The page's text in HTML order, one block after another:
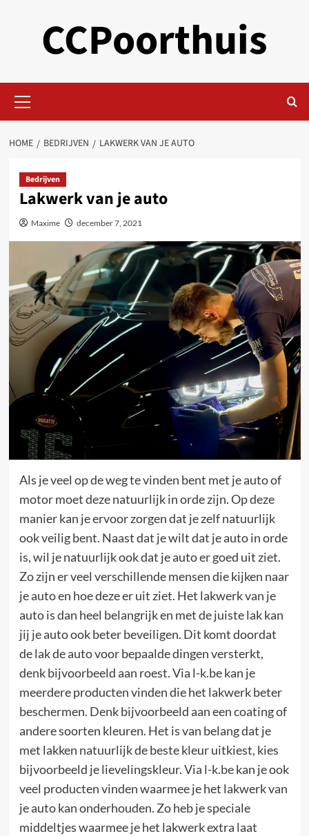
CCPoorthuis
Menu
HOME BEDRIJVEN LAKWERK VAN JE AUTO
Bedrijven
Lakwerk van je auto
Maxime december 7, 2021
Als je veel op de weg te vinden bent met je auto of
motor moet deze natuurlijk in orde zijn. Op deze
manier kan je ervoor zorgen dat je zelf natuurlijk
ook veilig bent. Naast dat je wilt dat je auto in orde
is, wil je natuurlijk ook dat je auto er goed uit ziet.
Zo zijn er veel verschillende mensen die kijken naar
je auto en hoe deze er uit ziet. Het lakwerk van je
auto is dan heel belangrijk en met de juiste lak kan
jij je auto ook beter beveiligen. Dit komt doordat
de lak de auto voor bepaalde dingen versterkt,
denk bijvoorbeeld aan roest. Via l-k.be kan je
meerdere producten vinden die het lakwerk beter
beschermen. Denk bijvoorbeeld aan een coating of
andere soorten kleuren. Het is van belang dat je
met lakken natuurlijk de beste kleur uitkiest, kies
bijvoorbeeld je lievelingskleur. Via l-k.bekan je ook
veel producten vinden waarmee je het lakwerk van
je auto kan onderhouden. Zo heb je speciale
middeltjes waarmee je het lakwerk extra laat